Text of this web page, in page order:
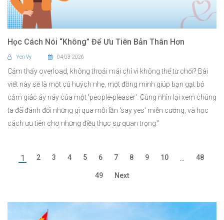
Học Cách Nói “Không” Để Ưu Tiên Bản Thân Hơn
Yen Vy 04-03-2026
Cảm thấy overload, không thoải mái chỉ vì không thể từ chối? Bài
viết này sẽ là một cú huých nhẹ, một đồng minh giúp bạn gạt bỏ
cảm giác áy náy của một 'people-pleaser'. Cùng nhìn lại xem chúng
ta đã đánh đổi những gì qua mỗi lần 'say yes' miễn cưỡng, và học
cách ưu tiên cho những điều thực sự quan trọng."
1 2 3 4 5 6 7 8 9 10 ... 48
49 Next